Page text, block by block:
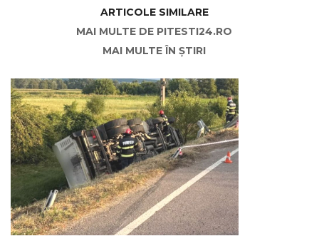
ARTICOLE SIMILARE
MAI MULTE DE PITESTI24.RO
MAI MULTE ÎN ȘTIRI